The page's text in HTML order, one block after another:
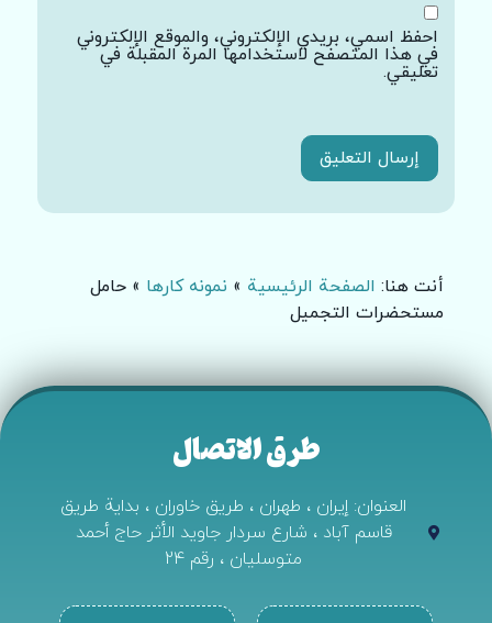
احفظ اسمي، بريدي الإلكتروني، والموقع الإلكتروني
في هذا المتصفح لاستخدامها المرة المقبلة في
تعليقي.
أنت هنا: الصفحة الرئيسية » نمونه کارها » حامل
مستحضرات التجميل
طرق الاتصال
العنوان: إيران ، طهران ، طريق خاوران ، بداية طريق
قاسم آباد ، شارع سردار جاويد الأثر حاج أحمد
متوسليان ، رقم 24